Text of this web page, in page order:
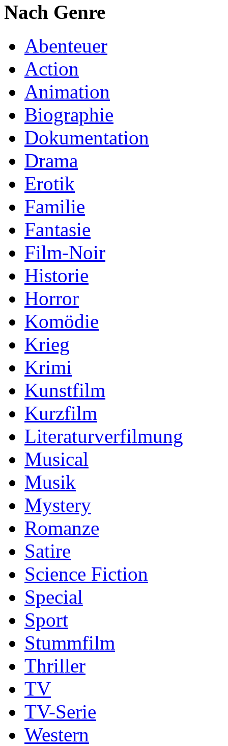
Nach Genre
Abenteuer
Action
Animation
Biographie
Dokumentation
Drama
Erotik
Familie
Fantasie
Film-Noir
Historie
Horror
Komödie
Krieg
Krimi
Kunstfilm
Kurzfilm
Literaturverfilmung
Musical
Musik
Mystery
Romanze
Satire
Science Fiction
Special
Sport
Stummfilm
Thriller
TV
TV-Serie
Western